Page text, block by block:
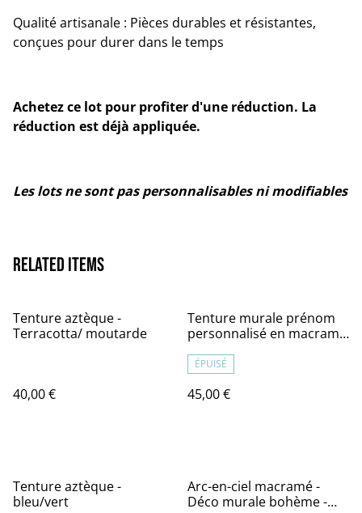
Qualité artisanale : Pièces durables et résistantes,
conçues pour durer dans le temps
Achetez ce lot pour profiter d'une réduction. La
réduction est déjà appliquée.
Les lots ne sont pas personnalisables ni modifiables
Related items
Tenture aztèque -
Terracotta/ moutarde
40,00 €
Tenture murale prénom
personnalisé en macramé
bébé ou enfant
ÉPUISÉ
45,00 €
Tenture aztèque -
bleu/vert
Arc-en-ciel macramé -
Déco murale bohème -